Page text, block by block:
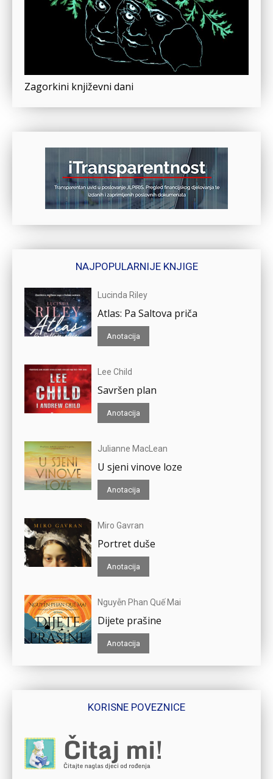
Zagorkini književni dani
NAJPOPULARNIJE KNJIGE
Lucinda Riley
Atlas: Pa Saltova priča
Anotacija
Lee Child
Savršen plan
Anotacija
Julianne MacLean
U sjeni vinove loze
Anotacija
Miro Gavran
Portret duše
Anotacija
Nguyễn Phan Quế Mai
Dijete prašine
Anotacija
KORISNE POVEZNICE